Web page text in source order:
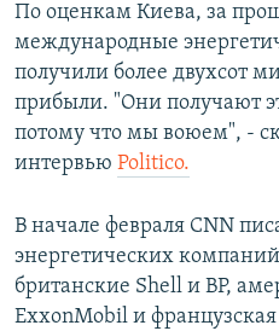
По оценкам Киева, за
международные
получили более двухсот
прибыли. "Они получают
потому что мы воюем", -
интервью Politico.
В начале февраля CNN
энергетических
британские Shell и BP,
ExxonMobil и